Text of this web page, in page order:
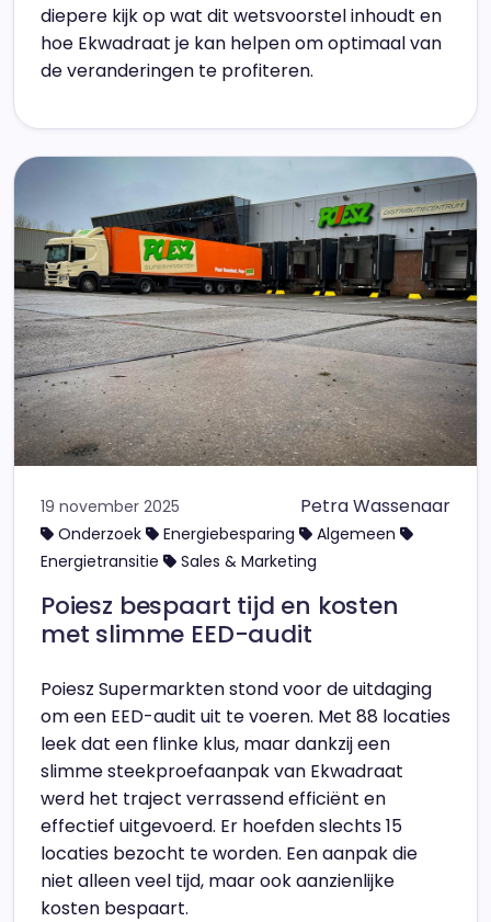
diepere kijk op wat dit wetsvoorstel inhoudt en
hoe Ekwadraat je kan helpen om optimaal van
de veranderingen te profiteren.
19 november 2025 Petra Wassenaar
Onderzoek Energiebesparing
Algemeen
Energietransitie
Sales & Marketing
Poiesz bespaart tijd en kosten
met slimme EED-audit
Poiesz Supermarkten stond voor de uitdaging
om een EED-audit uit te voeren. Met 88 locaties
leek dat een flinke klus, maar dankzij een
slimme steekproefaanpak van Ekwadraat
werd het traject verrassend efficiënt en
effectief uitgevoerd. Er hoefden slechts 15
locaties bezocht te worden. Een aanpak die
niet alleen veel tijd, maar ook aanzienlijke
kosten bespaart.